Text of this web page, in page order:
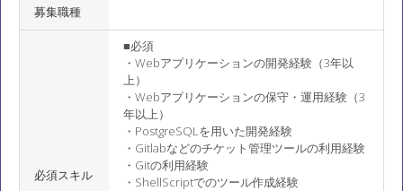
募集職種
必須スキル
■必須
・Webアプリケーションの開発経験（3年以
上）
・Webアプリケーションの保守・運用経験（3
年以上）
・PostgreSQLを用いた開発経験
・Gitlabなどのチケット管理ツールの利用経験
・Gitの利用経験
・ShellScriptでのツール作成経験